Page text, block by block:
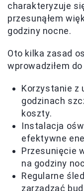
charakteryzuje
przesunąłem
godziny nocne.
Oto kilka zasad
wprowadziłem
Korzystanie z
godzinach
koszty.
Instalacja
efektywne
Przesunięcie
na godziny
Regularne
zarządzać